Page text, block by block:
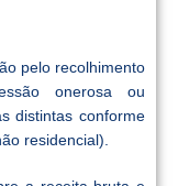
pelo recolhimento
onerosa ou
distintas conforme
residencial).